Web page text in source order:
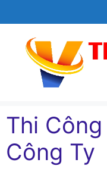
đến
Thi
Công Ty